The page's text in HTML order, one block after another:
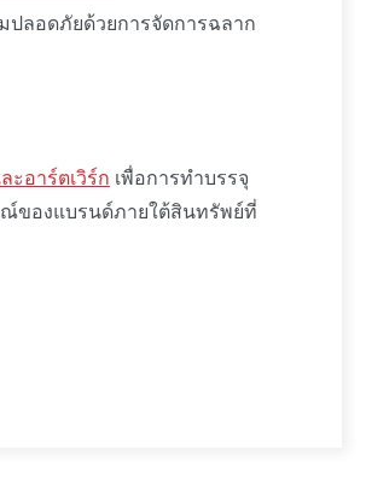
ลอดภัยด้วยการจัดการฉลาก
อาร์ตเวิร์ก เพื่อการทำบรรจุ
ของแบรนด์ภายใต้สินทรัพย์ที่